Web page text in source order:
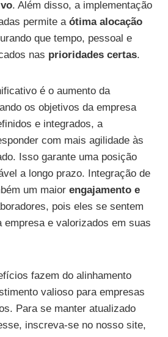
. Além disso, a implementação
permite a ótima alocação
que tempo, pessoal e
nas prioridades certas.
é o aumento da
os objetivos da empresa
e integrados, a
com mais agilidade às
Isso garante uma posição
a longo prazo. Integração de
um maior engajamento e
pois eles se sentem
empresa e valorizados em suas
fazem do alinhamento
valioso para empresas
Para se manter atualizado
inscreva-se no nosso site,